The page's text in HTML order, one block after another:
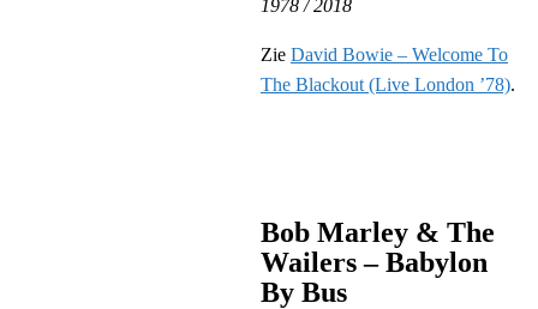
1978 / 2018
Zie David Bowie – Welcome To
The Blackout (Live London ’78).
Bob Marley & The
Wailers – Babylon
By Bus